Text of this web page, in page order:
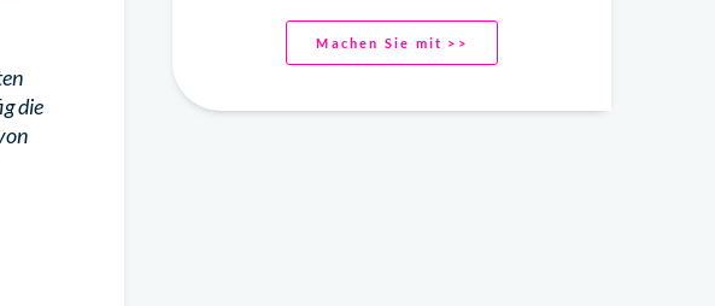
die
Machen Sie mit >>